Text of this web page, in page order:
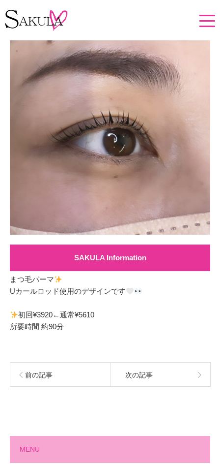
メニュー・プロダクト投稿
SAKULA Information
まつ毛パーマ‎
Uカールロッド使用のデザインです
初回¥3920←通常¥5610
所要時間 約90分
前の記事 次の記事
MENU